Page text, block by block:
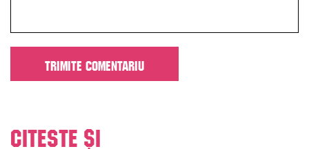
Citeste și